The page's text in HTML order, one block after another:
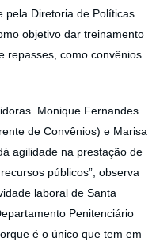
pela Diretoria de Políticas
objetivo dar treinamento
repasses, como convênios
Monique Fernandes
de Convênios) e Marisa
agilidade na prestação de
públicos”, observa
laboral de Santa
Penitenciário
é o único que tem em